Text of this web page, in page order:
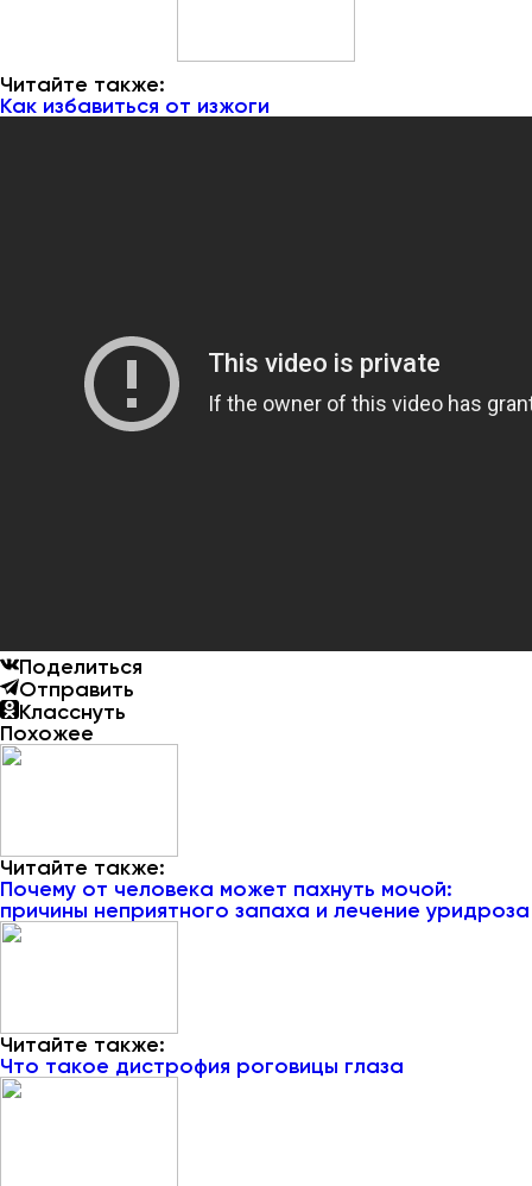
Читайте также:
Как избавиться от изжоги
Поделиться
Отправить
Класснуть
Похожее
Читайте также:
Почему от человека может пахнуть мочой:
причины неприятного запаха и лечение уридроза
Читайте также:
Что такое дистрофия роговицы глаза